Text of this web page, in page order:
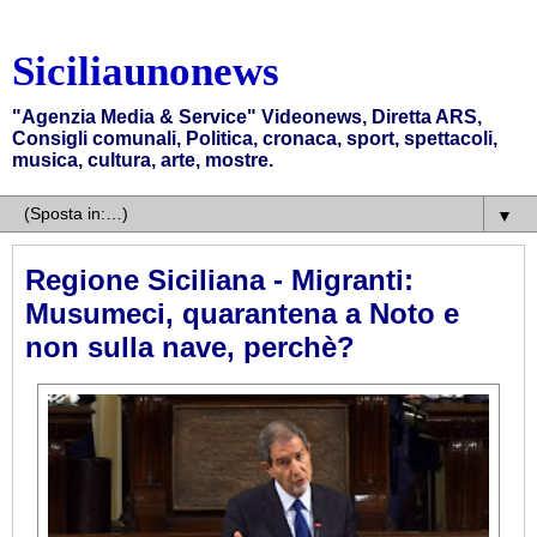
Siciliaunonews
"Agenzia Media & Service" Videonews, Diretta ARS,
Consigli comunali, Politica, cronaca, sport, spettacoli,
musica, cultura, arte, mostre.
▼
Regione Siciliana - Migranti:
Musumeci, quarantena a Noto e
non sulla nave, perchè?